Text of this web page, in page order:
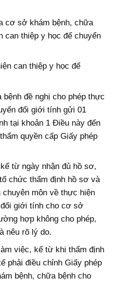
cơ sở khám bệnh, chữa
can thiệp y học để chuyển
can thiệp y học để
đề nghị cho phép thực
đổi giới tính gửi 01
tại khoản 1 Điều này đến
quyền cấp Giấy phép
từ ngày nhận đủ hồ sơ,
chức thẩm định hồ sơ và
chuyên môn về thực hiện
giới tính cho cơ sở
hợp không cho phép,
nêu rõ lý do.
việc, kể từ khi thẩm định
phải điều chỉnh Giấy phép
bệnh, chữa bệnh cho